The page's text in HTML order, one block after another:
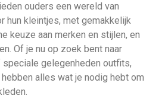
ouders een wereld van
hun kleintjes, met gemakkelijk
keuze aan merken en stijlen, en
Of je nu op zoek bent naar
gelegenheden outfits,
alles wat je nodig hebt om